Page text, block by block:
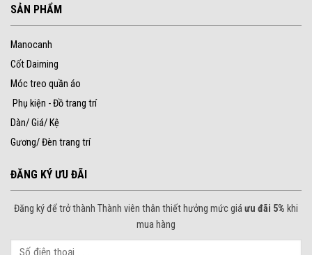
SẢN PHẨM
Manocanh
Cốt Daiming
Móc treo quần áo
Phụ kiện - Đồ trang trí
Dàn/ Giá/ Kệ
Gương/ Đèn trang trí
ĐĂNG KÝ ƯU ĐÃI
Đăng ký để trở thành Thành viên thân thiết hưởng mức giáưu đãi 5% khi
mua hàng